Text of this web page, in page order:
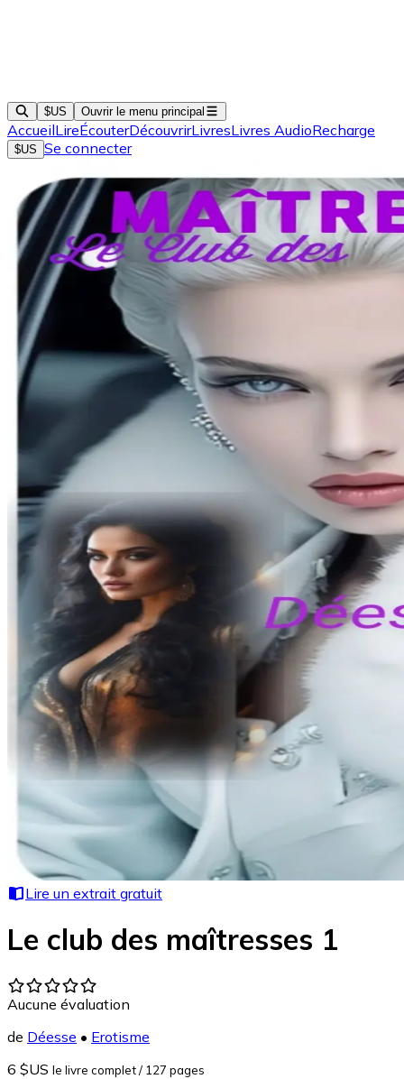
$US Ouvrir le menu principal
AccueilLireÉcouterDécouvrirLivresLivres AudioRecharge
$US Se connecter
Lire un extrait gratuit
Le club des maîtresses 1
Aucune évaluation
de Déesse • Erotisme
6 $US le livre complet/ 127 pages